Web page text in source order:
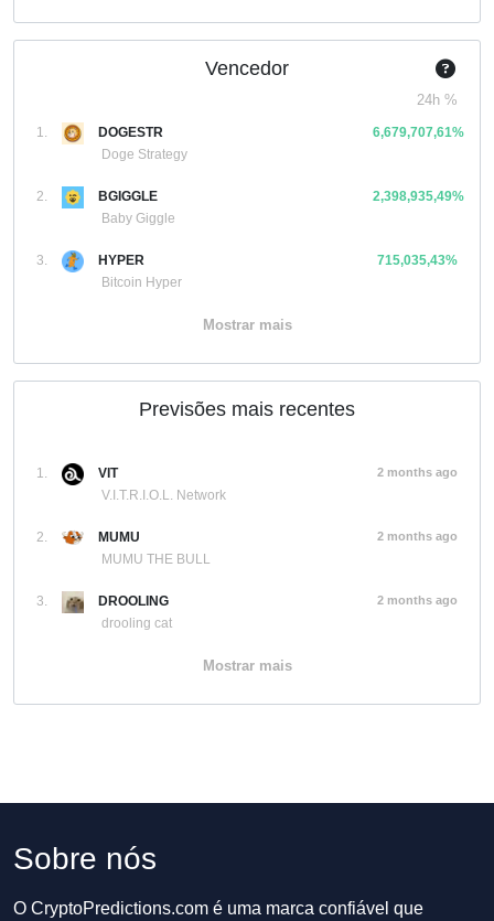
Vencedor
24h %
1.
DOGESTR
Doge Strategy
6,679,707,61%
2.
BGIGGLE
Baby Giggle
2,398,935,49%
3.
HYPER
Bitcoin Hyper
715,035,43%
Mostrar mais
Previsões mais recentes
1.
VIT
V.I.T.R.I.O.L. Network
2 months ago
2.
MUMU
MUMU THE BULL
2 months ago
3.
DROOLING
drooling cat
2 months ago
Mostrar mais
Sobre nós
O CryptoPredictions.com é uma marca confiável que